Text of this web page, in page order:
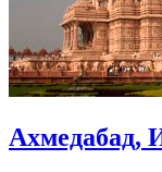
Ахмедабад,